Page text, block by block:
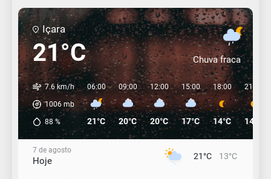
Içara
21°C Chuva fraca
7.6 km/h
1006 mb
88 %
06:00
21°C
09:00
20°C
12:00
20°C
15:00
17°C
18:00
14°C
21:00
14°C
7 de agosto
Hoje 21°C 13°C